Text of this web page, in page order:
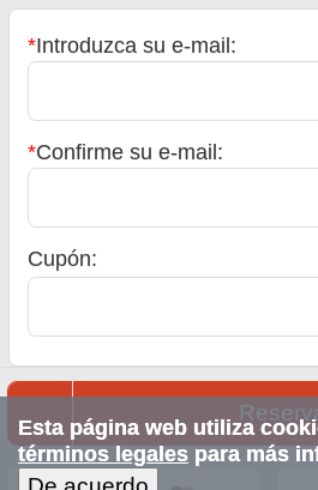
*Introduzca su e-mail:
*Confirme su e-mail:
Cupón:
Esta página web utiliza
términos legales para más